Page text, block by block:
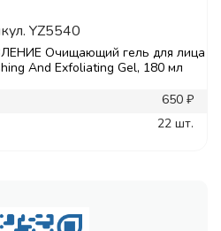
YZ5540
Очищающий гель для лица
And Exfoliating Gel, 180 мл
650 ₽
22 шт.